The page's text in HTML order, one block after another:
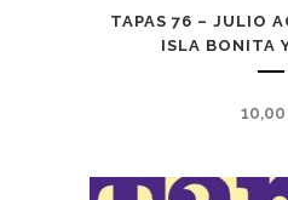
TAPAS 76 – JULIO
ISLA BONITA
10,00